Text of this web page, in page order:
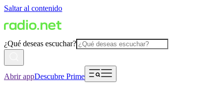
Saltar al contenido
¿Qué deseas escuchar?
Abrir appDescubre Prime